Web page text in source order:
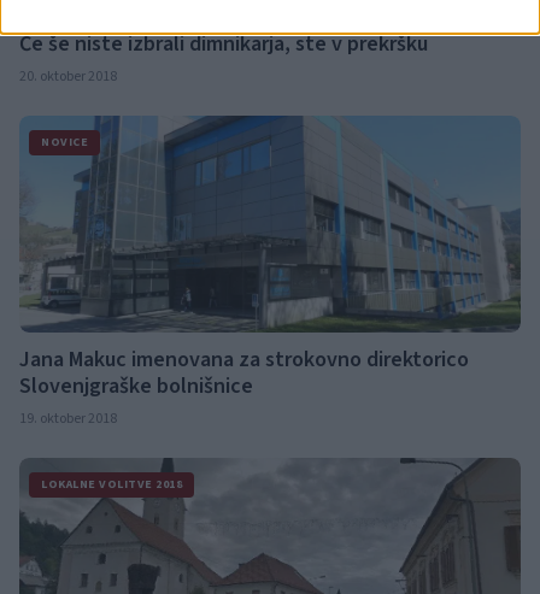
Če še niste izbrali dimnikarja, ste v prekršku
20. oktober 2018
NOVICE
Jana Makuc imenovana za strokovno direktorico
Slovenjgraške bolnišnice
19. oktober 2018
LOKALNE VOLITVE 2018